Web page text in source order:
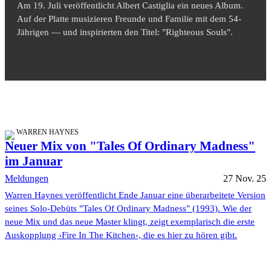
Am 19. Juli veröffentlicht Albert Castiglia ein neues Album.
Auf der Platte musizieren Freunde und Familie mit dem 54-
Jährigen — und inspirierten den Titel: "Righteous Souls".
WARREN HAYNES
Neuer Mix von "Tales Of Ordinary Madness"
im Januar
Meldungen 27 Nov. 25
Warren Haynes veröffentlicht Ende Januar eine überarbeitete Version
seines Solo-Debüts "Tales Of Ordinary Madness" (1993). Wie der
neue Mix und das neue Master klingt, zeigt exemplarisch die erste
Auskopplung ›Fire In The Kitchen‹, die es hier zu hören gibt.